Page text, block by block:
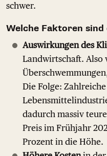
schwer.
Welche Faktoren sind
Auswirkungen des
Landwirtschaft. Also
Die Folge:
dadurch massiv
Preis im Frühjahr
Prozent in die Höhe.